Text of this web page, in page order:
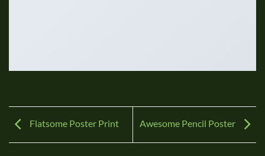
Flatsome Poster Print Awesome Pencil Poster